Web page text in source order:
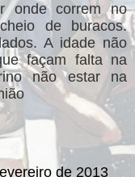
onde correm no
de buracos.
A idade não
façam falta na
não estar na
de 2013